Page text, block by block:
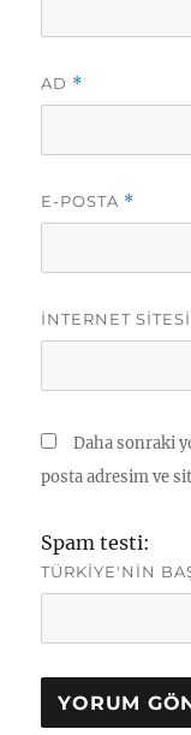
AD *
E-POSTA *
İNTERNET SITESI
Daha sonraki
posta adresim ve
Spam testi:
TÜRKIYE'NIN